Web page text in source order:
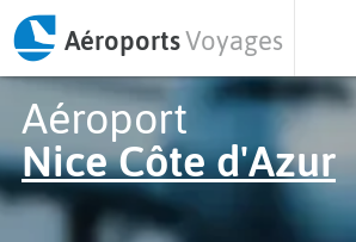
AéroportsVoyages
Aéroport
Nice Côte d'Azur